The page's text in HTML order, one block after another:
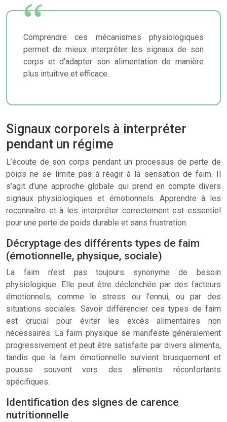
Comprendre ces mécanismes physiologiques
permet de mieux interpréter les signaux de son
corps et d’adapter son alimentation de manière
plus intuitive et efficace.
Signaux corporels à interpréter
pendant un régime
L’écoute de son corps pendant un processus de perte de
poids ne se limite pas à réagir à la sensation de faim. Il
s’agit d’une approche globale qui prend en compte divers
signaux physiologiques et émotionnels. Apprendre à les
reconnaître et à les interpréter correctement est essentiel
pour une perte de poids durable et sans frustration.
Décryptage des différents types de faim
(émotionnelle, physique, sociale)
La faim n’est pas toujours synonyme de besoin
physiologique. Elle peut être déclenchée par des facteurs
émotionnels, comme le stress ou l’ennui, ou par des
situations sociales. Savoir différencier ces types de faim
est crucial pour éviter les excès alimentaires non
nécessaires. La faim physique se manifeste généralement
progressivement et peut être satisfaite par divers aliments,
tandis que la faim émotionnelle survient brusquement et
pousse souvent vers des aliments réconfortants
spécifiques.
Identification des signes de carence
nutritionnelle